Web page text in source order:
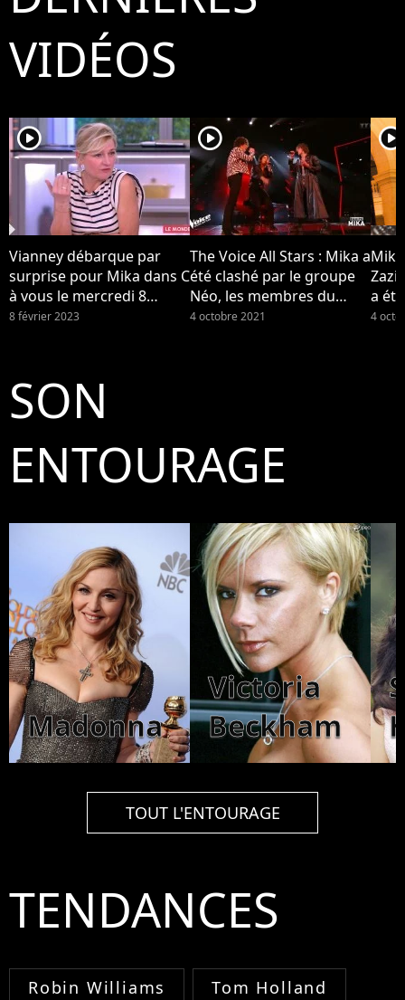
VIDÉOS
player2
Vianney débarque par
surprise pour Mika dans C
à vous le mercredi 8
février 2023 sur France 5...
8 février 2023
player2
The Voice All Stars : Mika a
été clashé par le groupe
Néo, les membres du
groupe se disent "surpris"
4 octobre 2021
player2
a
Néo
4
SON
ENTOURAGE
Madonna
Victoria
Beckham
TOUT L'ENTOURAGE
TENDANCES
Robin Williams Tom Holland